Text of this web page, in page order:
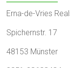
Erna-de-Vries
Spichernstr. 17
48153 Münster